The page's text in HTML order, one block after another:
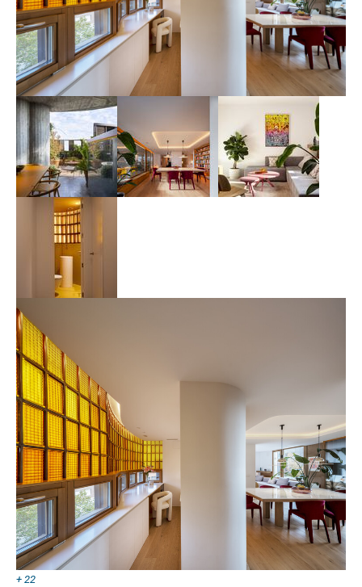
+ 22